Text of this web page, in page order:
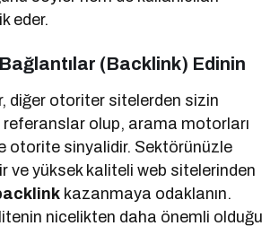
eder.
(Backlink) Edinin
diğer otoriter sitelerden sizin
olup, arama motorları
otorite sinyalidir. Sektörünüzle
ve yüksek kaliteli web sitelerinden
kazanmaya odaklanın.
nicelikten daha önemli olduğu